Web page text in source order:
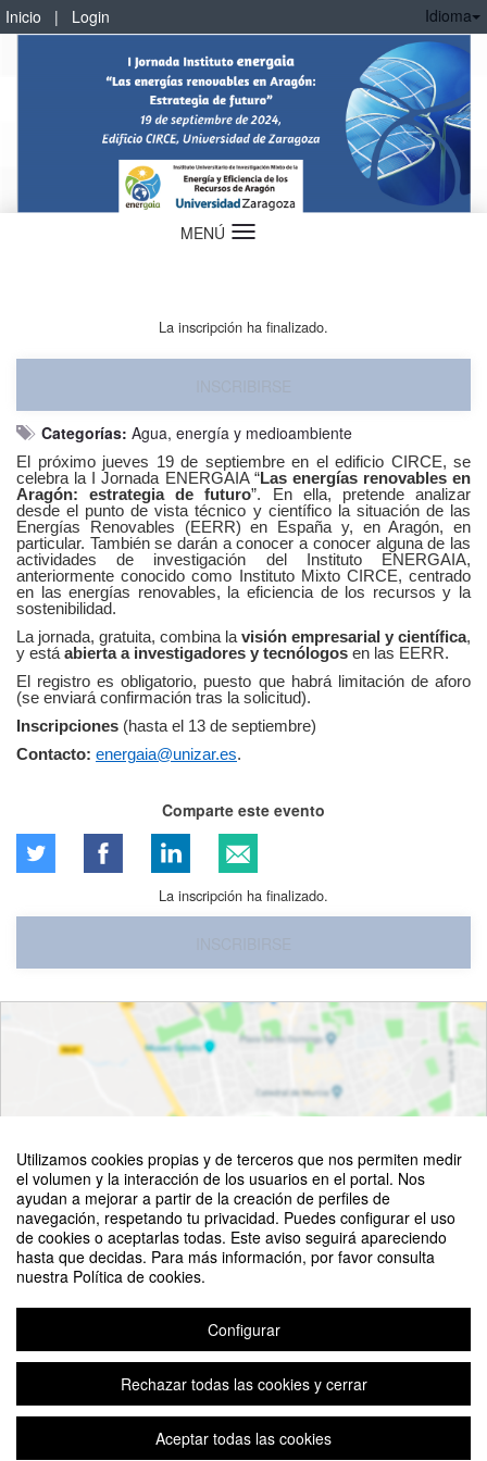
Utilizamos cookies propias y de terceros que nos permiten medir
el volumen y la interacción de los usuarios en el portal. Nos
ayudan a mejorar a partir de la creación de perfiles de
navegación, respetando tu privacidad. Puedes configurar el uso
de cookies o aceptarlas todas. Este aviso seguirá apareciendo
hasta que decidas. Para más información, por favor consulta
nuestra Política de cookies.
Configurar
Rechazar todas las cookies y cerrar
Aceptar todas las cookies
Inicio | Login Idioma
MENÚ Idioma
La inscripción ha finalizado.
Categorías: Agua, energía y medioambiente
El próximo jueves 19 de septiembre en el edificio CIRCE, se
celebra la I Jornada ENERGAIA “Las energías renovables en
Aragón: estrategia de futuro”. En ella, pretende analizar
desde el punto de vista técnico y científico la situación de las
Energías Renovables (EERR) en España y, en Aragón, en
particular. También se darán a conocer a conocer alguna de las
actividades de investigación del Instituto ENERGAIA,
anteriormente conocido como Instituto Mixto CIRCE, centrado
en las energías renovables, la eficiencia de los recursos y la
sostenibilidad.
La jornada, gratuita, combina la visión empresarial y científica,
y está abierta a investigadores y tecnólogos en las EERR.
El registro es obligatorio, puesto que habrá limitación de aforo
(se enviará confirmación tras la solicitud).
Inscripciones (hasta el 13 de septiembre)
Contacto: energaia@unizar.es.
Comparte este evento
La inscripción ha finalizado.
Ver mapa